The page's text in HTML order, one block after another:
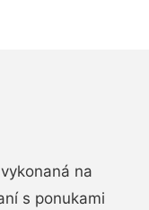
na
s ponukami